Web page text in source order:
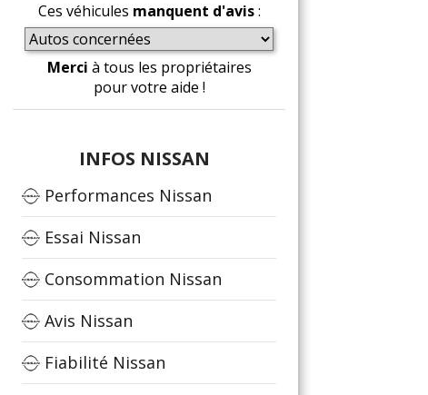
Ces véhicules manquent d'avis:
Merci à tous les propriétaires
pour votre aide !
INFOS NISSAN
Performances Nissan
Essai Nissan
Consommation Nissan
Avis Nissan
Fiabilité Nissan